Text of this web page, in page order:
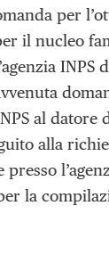
per
il nucleo
INPS
al datore
alla
la